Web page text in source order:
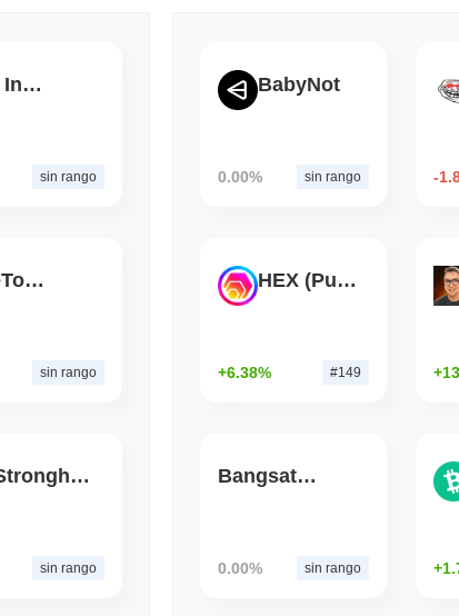
BNY Vuole che le Istituzioni
Uscire dalla Sua Custodia
Meta Inu Token
sin rango
PeneToken
sin rango
Stronghands Finance
sin rango
BabyNot
0.00% sin rango -
HEX (Pulsechain)
+6.38% #149
Bangsat 666
0.00% sin rango